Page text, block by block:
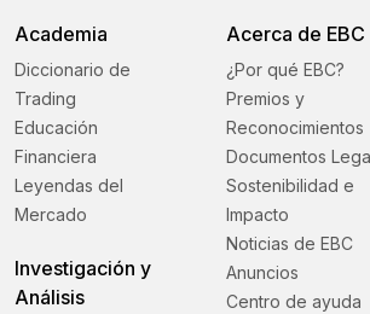
Academia
Diccionario de
Trading
Educación
Financiera
Leyendas del
Mercado
Investigación y
Análisis
Acerca de EBC
¿Por qué EBC?
Premios y
Reconocimientos
Documentos
Sostenibilidad e
Impacto
Noticias de EBC
Anuncios
Centro de ayuda